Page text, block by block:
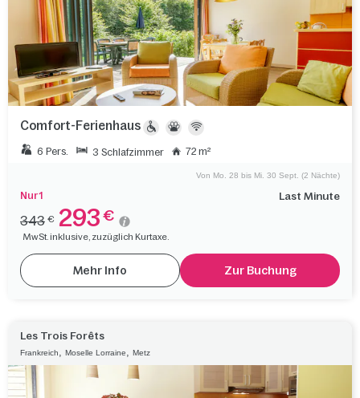
Comfort-Ferienhaus
6 Pers. 3 Schlafzimmer 72 m²
Nur 1 Last Minute
Von Mo. 28 bis Mi. 30 Sept. (2 Nächte)
343 € 293 €
MwSt. inklusive, zuzüglich Kurtaxe.
Mehr Info Zur Buchung
Les Trois Forêts
Frankreich Moselle Lorraine Metz